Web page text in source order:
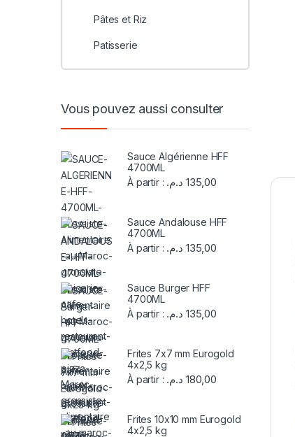
Pâtes et Riz
Patisserie
Vous pouvez aussi consulter
Sauce Algérienne HFF
4700ML
À partir :
135,00 د.م.
Sauce Andalouse HFF
4700ML
À partir :
135,00 د.م.
Sauce Burger HFF
4700ML
À partir :
135,00 د.م.
Frites 7x7 mm Eurogold
4x2,5 kg
À partir :
180,00 د.م.
Frites 10x10 mm Eurogold
4x2,5 kg